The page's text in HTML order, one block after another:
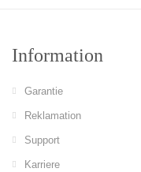
Information
Garantie
Reklamation
Support
Karriere